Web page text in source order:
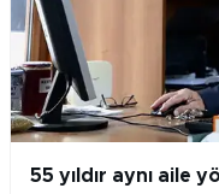
55 yıldır aynı aile